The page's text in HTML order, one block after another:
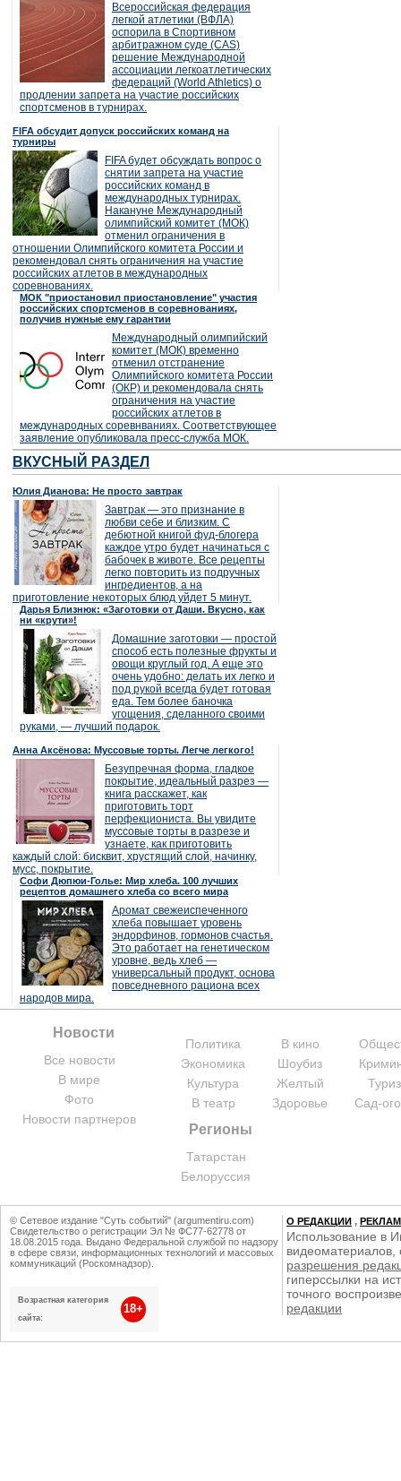
Всероссийская федерация
легкой атлетики (ВФЛА)
оспорила в Спортивном
арбитражном суде (CAS)
решение Международной
ассоциации легкоатлетических
федераций (World Athletics) о
продлении запрета на участие российских
спортсменов в турнирах.
FIFA обсудит допуск российских команд на
турниры
FIFA будет обсуждать вопрос о
снятии запрета на участие
российских команд в
международных турнирах.
Накануне Международный
олимпийский комитет (МОК)
отменил ограничения в
отношении Олимпийского комитета России и
рекомендовал снять ограничения на участие
российских атлетов в международных
соревнованиях.
МОК "приостановил приостановление" участия
российских спортсменов в соревнованиях,
получив нужные ему гарантии
Международный олимпийский
комитет (МОК) временно
отменил отстранение
Олимпийского комитета России
(ОКР) и рекомендовала снять
ограничения на участие
российских атлетов в
международных соревнваниях. Соответствующее
заявление опубликовала пресс-служба МОК.
ВКУСНЫЙ РАЗДЕЛ
Юлия Дианова: Не просто завтрак
Завтрак — это признание в
любви себе и близким. С
дебютной книгой фуд-блогера
каждое утро будет начинаться с
бабочек в животе. Все рецепты
легко повторить из подручных
ингредиентов, а на
приготовление некоторых блюд уйдет 5 минут.
Дарья Близнюк: «Заготовки от Даши. Вкусно, как
ни «крути»!
Домашние заготовки — простой
способ есть полезные фрукты и
овощи круглый год. А еще это
очень удобно: делать их легко и
под рукой всегда будет готовая
еда. Тем более баночка
угощения, сделанного своими
руками, — лучший подарок.
Анна Аксёнова: Муссовые торты. Легче легкого!
Безупречная форма, гладкое
покрытие, идеальный разрез —
книга расскажет, как
приготовить торт
перфекциониста. Вы увидите
муссовые торты в разрезе и
узнаете, как приготовить
каждый слой: бисквит, хрустящий слой, начинку,
мусс, покрытие.
Софи Дюпюи-Голье: Мир хлеба. 100 лучших
рецептов домашнего хлеба со всего мира
Аромат свежеиспеченного
хлеба повышает уровень
эндорфинов, гормонов счастья.
Это работает на генетическом
уровне, ведь хлеб —
универсальный продукт, основа
повседневного рациона всех
народов мира.
Новости
Все новости
В мире
Фото
Новости партнеров
Политика
Экономика
Культура
В театр
В кино
Шоубиз
Желтый
Здоровье
Сад-
Регионы
Татарстан
Белоруссия
© Сетевое издание "Суть событий" (argumentiru.com)
Свидетельство о регистрации Эл № ФС77-62778 от
18.08.2015 года. Выдано Федеральной службой по надзору
в сфере связи, информационных технологий и массовых
коммуникаций (Роскомнадзор).
Возрастная категория
сайта:
18+
О РЕДАКЦИИ ,
Использование в
видеоматериалов,
разрешения
гиперссылки на
точного
редакции